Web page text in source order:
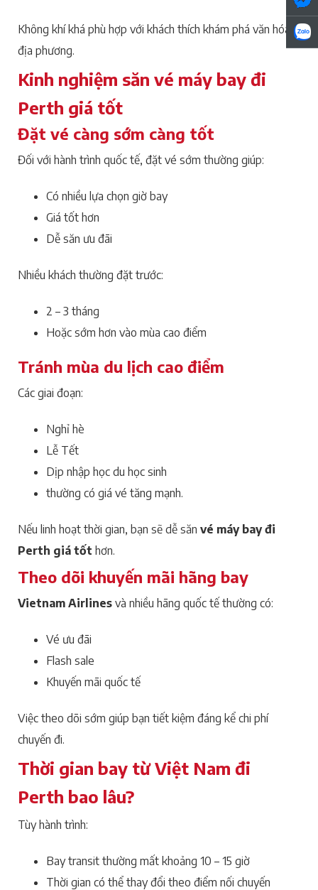
Không khí khá phù hợp với khách thích khám phá văn hóa
địa phương.
Kinh nghiệm săn vé máy bay đi
Perth giá tốt
Đặt vé càng sớm càng tốt
Đối với hành trình quốc tế, đặt vé sớm thường giúp:
Có nhiều lựa chọn giờ bay
Giá tốt hơn
Dễ săn ưu đãi
Nhiều khách thường đặt trước:
2 – 3 tháng
Hoặc sớm hơn vào mùa cao điểm
Tránh mùa du lịch cao điểm
Các giai đoạn:
Nghỉ hè
Lễ Tết
Dịp nhập học du học sinh
thường có giá vé tăng mạnh.
Nếu linh hoạt thời gian, bạn sẽ dễ săn vé máy bay đi
Perth giá tốt hơn.
Theo dõi khuyến mãi hãng bay
Vietnam Airlines và nhiều hãng quốc tế thường có:
Vé ưu đãi
Flash sale
Khuyến mãi quốc tế
Việc theo dõi sớm giúp bạn tiết kiệm đáng kể chi phí
chuyến đi.
Thời gian bay từ Việt Nam đi
Perth bao lâu?
Tùy hành trình:
Bay transit thường mất khoảng 10 – 15 giờ
Thời gian có thể thay đổi theo điểm nối chuyến